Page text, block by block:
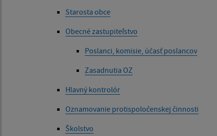
Starosta obce
Obecné zastupiteľstvo
Poslanci, komisie, účasť poslancov
Zasadnutia OZ
Hlavný kontrolór
Oznamovanie protispoločenskej činnosti
Školstvo